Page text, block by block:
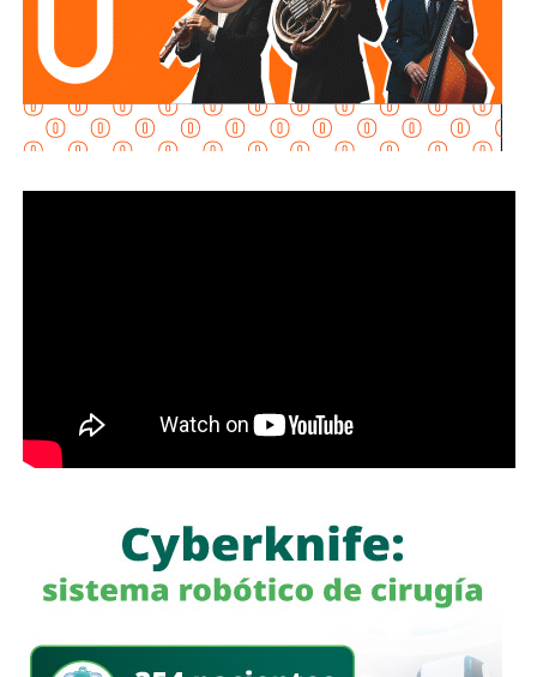
construcción de estructura cochista que lejos de mejorar la
movilidad, como dicen los boletines oficiales, tienden
solamente a
favorecer la velocidad
¿Quién se acuerda de los peatones? ¿Quién piensa
en el que quiere cruzar la calle sin tener que subirse
en medio de la calle, pero la mayoría de los que piden la
señal con el aviso son los mismos que, a propósito, no
ser cortés con los peatones que intentan
Señales faltan más, como una que indique para qué o
realidad nadie lo sabe a ciencia cierta, otras en toda la